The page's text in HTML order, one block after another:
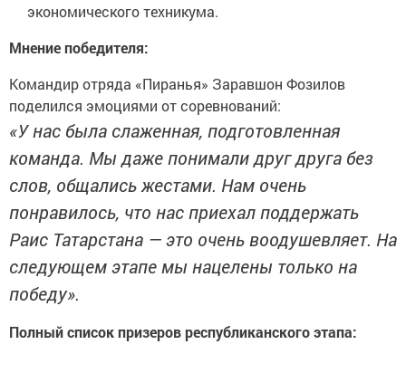
экономического техникума.
Мнение победителя:
Командир отряда «Пиранья» Заравшон Фозилов
поделился эмоциями от соревнований:
«У нас была слаженная, подготовленная
команда. Мы даже понимали друг друга без
слов, общались жестами. Нам очень
понравилось, что нас приехал поддержать
Раис Татарстана — это очень воодушевляет. На
следующем этапе мы нацелены только на
победу».
Полный список призеров республиканского этапа: